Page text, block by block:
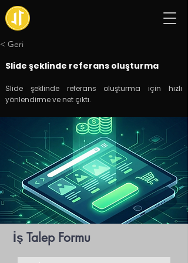
< Geri
Slide şeklinde referans oluşturma
Slide şeklinde referans oluşturma için hızlı
yönlendirme ve net çıktı.
İş Talep Formu